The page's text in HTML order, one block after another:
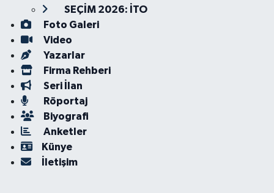
SEÇİM 2026: İTO
Foto Galeri
Video
Yazarlar
Firma Rehberi
Seri İlan
Röportaj
Biyografi
Anketler
Künye
İletişim